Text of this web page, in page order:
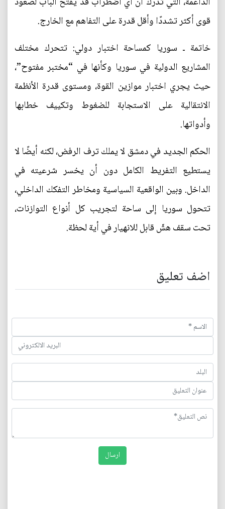
قوى أكثر تشددًا وأقل قدرة على التفاهم مع الخارج.
خاتمة ـ سوريا كمساحة اختبار دولي: تتحرك مختلف
المشاريع الدولية في سوريا وكأنها في “مختبر مفتوح”،
حيث يجري اختبار موازين القوة، ومستوى قدرة الأنظمة
الانتقالية على الاستجابة للضغوط وتكييف خطابها
وأدواتها.
الحكم الجديد في دمشق لا يملك ترف الرفض، لكنه أيضًا لا
يستطيع التفريط الكامل دون أن يخسر شرعيته في
الداخل. وبين الواقعية السياسية ومخاطر التفكك الداخلي،
تتحول سوريا إلى ساحة لتجريب كل أنواع التوازنات،
تحت سقف هشّ قابل للانهيار في أية لحظة.
اضف تعليق